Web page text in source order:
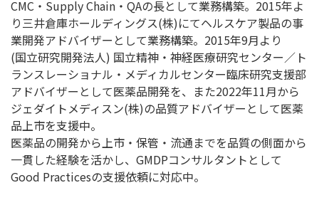
CMC・Supply Chain・QAの長として業務構築。2015年よ
り三井倉庫ホールディングス(株)にてヘルスケア製品の事
業開発アドバイザーとして業務構築。2015年9月より
(国立研究開発法人) 国立精神・神経医療研究センター／ト
ランスレーショナル・メディカルセンター臨床研究支援部
アドバイザーとして医薬品開発を、また2022年11月から
ジェダイトメディスン(株)の品質アドバイザーとして医薬
品上市を支援中。
医薬品の開発から上市・保管・流通までを品質の側面から
一貫した経験を活かし、GMDPコンサルタントとして
Good Practicesの支援依頼に対応中。